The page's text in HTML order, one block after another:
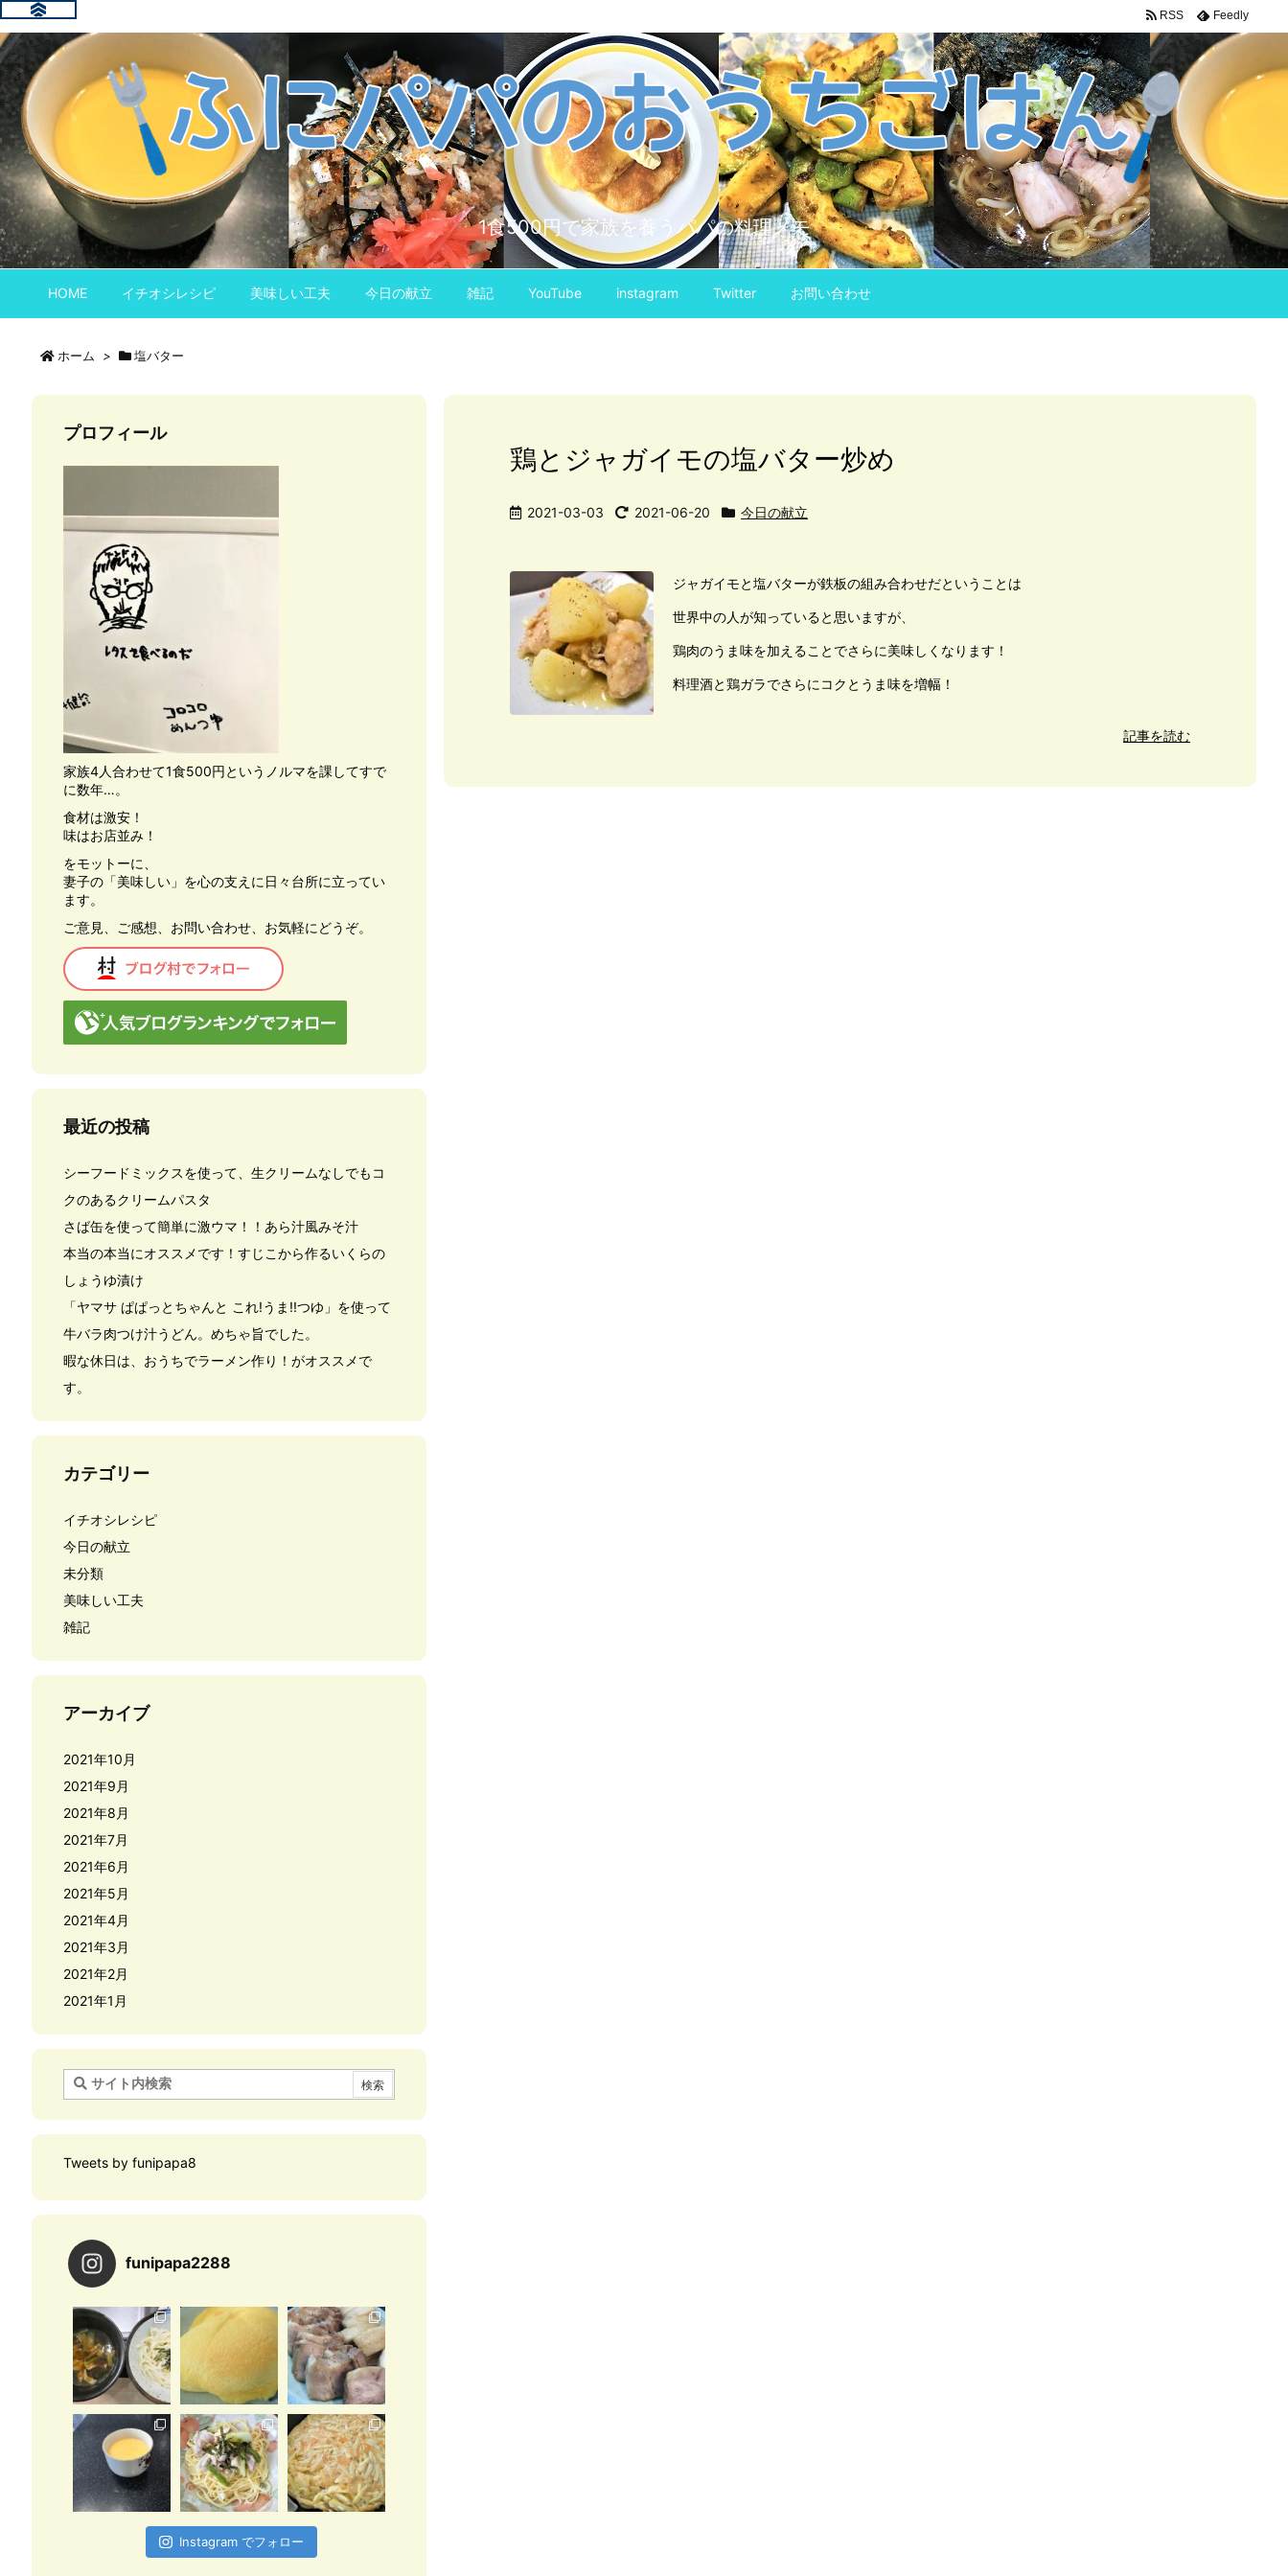
1食500円で家族を養うパパの料理メモ
HOME イチオシレシピ 美味しい工夫 今日の献立 雑記 YouTube instagram Twitter お問い合わせ
RSS Feedly
ホーム > 塩バター
鶏とジャガイモの塩バター炒め
2021-03-03 2021-06-20 今日の献立
ジャガイモと塩バターが鉄板の組み合わせだということは
世界中の人が知っていると思いますが、
鶏肉のうま味を加えることでさらに美味しくなります！
料理酒と鶏ガラでさらにコクとうま味を増幅！
記事を読む
プロフィール
家族4人合わせて1食500円というノルマを課してすで
に数年…。
食材は激安！
味はお店並み！
をモットーに、
妻子の「美味しい」を心の支えに日々台所に立ってい
ます。
ご意見、ご感想、お問い合わせ、お気軽にどうぞ。
最近の投稿
シーフードミックスを使って、生クリームなしでもコ
クのあるクリームパスタ
さば缶を使って簡単に激ウマ！！あら汁風みそ汁
本当の本当にオススメです！すじこから作るいくらの
しょうゆ漬け
「ヤマサ ぱぱっとちゃんと これ!うま!!つゆ」を使って
牛バラ肉つけ汁うどん。めちゃ旨でした。
暇な休日は、おうちでラーメン作り！がオススメで
す。
カテゴリー
イチオシレシピ
今日の献立
未分類
美味しい工夫
雑記
アーカイブ
2021年10月
2021年9月
2021年8月
2021年7月
2021年6月
2021年5月
2021年4月
2021年3月
2021年2月
2021年1月
Tweets by funipapa8
funipapa2288
Instagram でフォロー